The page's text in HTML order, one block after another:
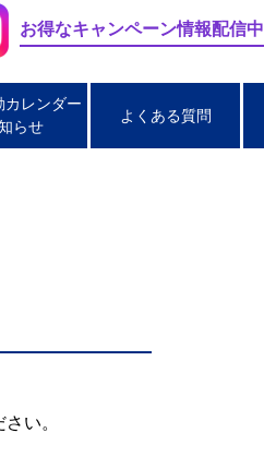
お得なキャンペーン情報配信中
カレンダー
らせ
よくある質問
い。